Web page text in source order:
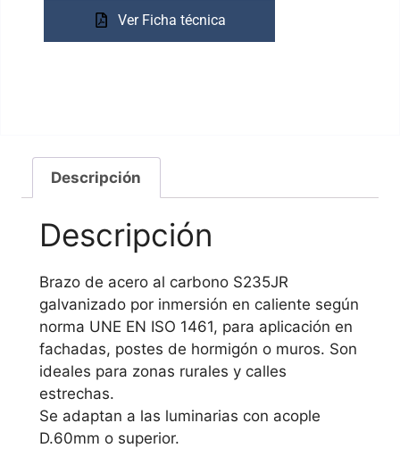
Ver Ficha técnica
Descripción
Descripción
Brazo de acero al carbono S235JR
galvanizado por inmersión en caliente según
norma UNE EN ISO 1461, para aplicación en
fachadas, postes de hormigón o muros. Son
ideales para zonas rurales y calles
estrechas.
Se adaptan a las luminarias con acople
D.60mm o superior.